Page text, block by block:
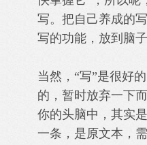
写。把自己养成的
写的功能，放到脑
当然，“写”是很好
的，暂时放弃一下而
你的头脑中，其实
一条，是原文本，